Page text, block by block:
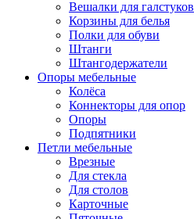
Вешалки для галстуков
Корзины для белья
Полки для обуви
Штанги
Штангодержатели
Опоры мебельные
Колёса
Коннекторы для опор
Опоры
Подпятники
Петли мебельные
Врезные
Для стекла
Для столов
Карточные